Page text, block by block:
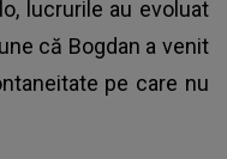
lucrurile au evoluat
că Bogdan a venit
pe care nu